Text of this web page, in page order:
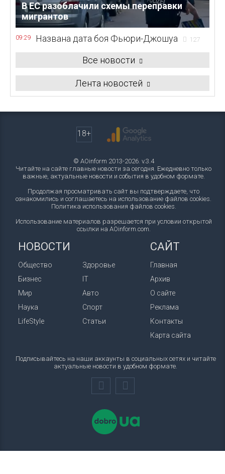
В ЕС разоблачили схемы переправки
мигрантов
09:29 Названа дата боя Фьюри-Джошуа 127
Все новости
Лента новостей
18+
© AOinform 2013-2026. v.3.4
Читайте на сайте главные новости за сегодня. Ежедневно только
важные, актуальные новости и события в удобном формате.
Продолжая просматривать сайт вы подтверждаете, что
ознакомились и соглашаетесь на использование файлов cookies.
Политика использования файлов cookies.
Использование материалов разрешается при условии открытой
ссылки на AOinform.com.
НОВОСТИ
Общество
Бизнес
Мир
Наука
LifeStyle
Здоровье
IT
Авто
Спорт
Статьи
САЙТ
Главная
Архив
О сайте
Реклама
Контакты
Карта сайта
Подписывайтесь на наши аккаунты в социальных сетях и читайте
актуальные новости в удобном формате.